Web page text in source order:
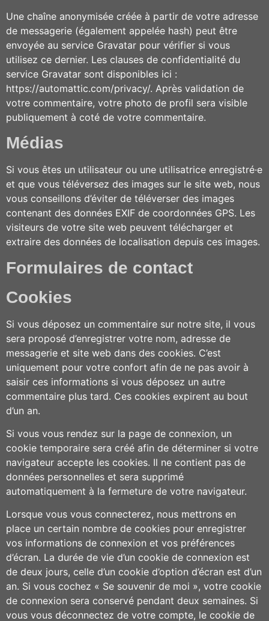
Une chaîne anonymisée créée à partir de votre adresse
de messagerie (également appelée hash) peut être
envoyée au service Gravatar pour vérifier si vous
utilisez ce dernier. Les clauses de confidentialité du
service Gravatar sont disponibles ici :
https://automattic.com/privacy/. Après validation de
votre commentaire, votre photo de profil sera visible
publiquement à coté de votre commentaire.
Médias
Si vous êtes un utilisateur ou une utilisatrice enregistré·e
et que vous téléversez des images sur le site web, nous
vous conseillons d’éviter de téléverser des images
contenant des données EXIF de coordonnées GPS. Les
visiteurs de votre site web peuvent télécharger et
extraire des données de localisation depuis ces images.
Formulaires de contact
Cookies
Si vous déposez un commentaire sur notre site, il vous
sera proposé d’enregistrer votre nom, adresse de
messagerie et site web dans des cookies. C’est
uniquement pour votre confort afin de ne pas avoir à
saisir ces informations si vous déposez un autre
commentaire plus tard. Ces cookies expirent au bout
d’un an.
Si vous vous rendez sur la page de connexion, un
cookie temporaire sera créé afin de déterminer si votre
navigateur accepte les cookies. Il ne contient pas de
données personnelles et sera supprimé
automatiquement à la fermeture de votre navigateur.
Lorsque vous vous connecterez, nous mettrons en
place un certain nombre de cookies pour enregistrer
vos informations de connexion et vos préférences
d’écran. La durée de vie d’un cookie de connexion est
de deux jours, celle d’un cookie d’option d’écran est d’un
an. Si vous cochez « Se souvenir de moi », votre cookie
de connexion sera conservé pendant deux semaines. Si
vous vous déconnectez de votre compte, le cookie de